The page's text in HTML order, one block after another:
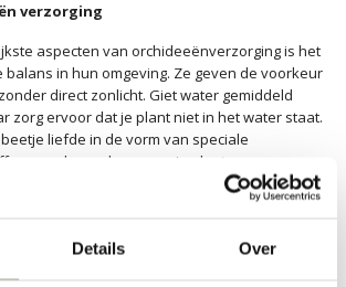
Details Over
verzorging
aspecten van orchideeënverzorging is het
in hun omgeving. Ze geven de voorkeur
direct zonlicht. Giet water gemiddeld
zorg ervoor dat je plant niet in het water staat.
liefde in de vorm van speciale
wonderen doen voor je plant.
orchidee uniek is en misschien iets andere
meeste uit je orchideeën te halen. Laat je